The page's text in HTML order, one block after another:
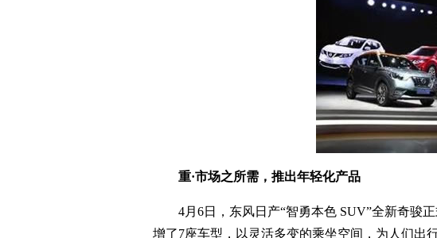
重·市场之所需，推出年轻化产品
4月6日，东风日产“智勇本色 SUV”全新奇骏正
增了7座车型，以灵活多变的乘坐空间，为人们出